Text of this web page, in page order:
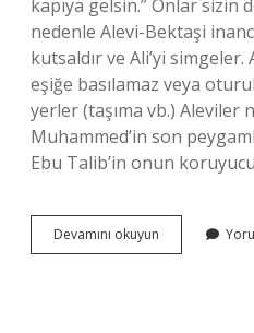
kapıya gelsin.” Onlar sizin
nedenle Alevi-Bektaşi
kutsaldır ve Ali’yi simgeler.
eşiğe basılamaz veya
yerler (taşıma vb.) Aleviler
Muhammed’in son
Ebu Talib’in onun
Devamını okuyun Alevilikte
Edep